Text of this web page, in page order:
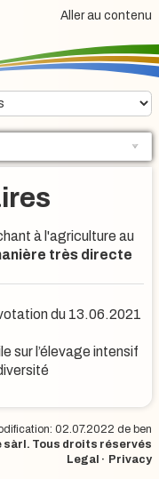
Aller au contenu
à l'agriculture au
très directe
du 13.06.2021
sur l’élevage intensif
02.07.2022 de ben
sàrl . Tous droits réservés
·